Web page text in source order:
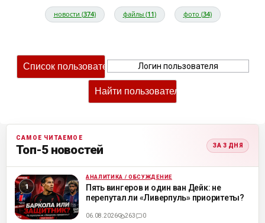
новости (374) файлы (11) фото (34)
САМОЕ ЧИТАЕМОЕ
Топ-5 новостей ЗА 3 ДНЯ
ML АНАЛИТИКА / ОБСУЖДЕНИЕ
Пять вингеров и один ван Дейк: не
перепутал ли «Ливерпуль» приоритеты?
06.08.2026 263 0